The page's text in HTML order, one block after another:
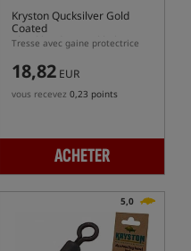
Kryston Qucksilver Gold
Coated
Shockleader/Hooklink
Tresse avec gaine protectrice
18,82 EUR
vous recevez 0,23 points
ACHETER
5,0